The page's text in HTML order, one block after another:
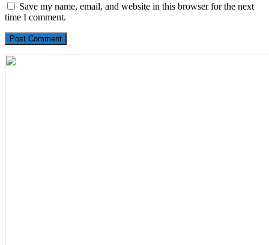
Save my name, email, and website in this browser for the next
time I comment.